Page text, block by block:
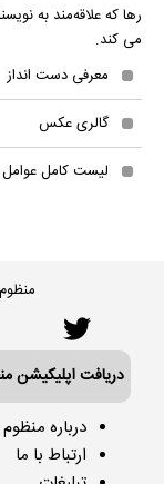
رها که علاقه‌مند به
می کند.
معرفی دست انداز
گالری عکس
لیست کامل عوامل
دریافت اپلیکیشن
درباره منظوم
ارتباط با ما